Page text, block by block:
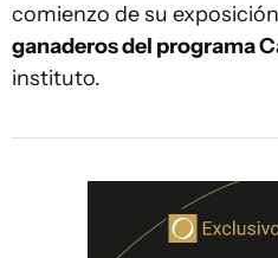
comienzo de su
ganaderos del programa
instituto.